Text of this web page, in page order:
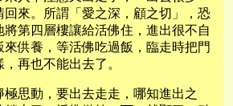
回來。所謂「愛之深，顧之切」，恐
第四層樓讓給活佛住，進出很不自
供養，等活佛吃過飯，臨走時把門
再也不能出去了。
思動，要出去走走，哪知進出之